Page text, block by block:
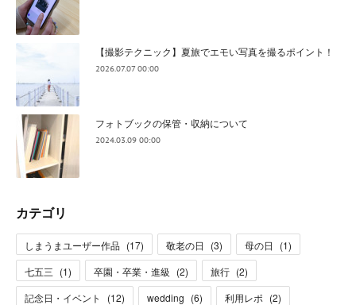
【撮影テクニック】夏旅でエモい写真を撮るポイント！
2026.07.07 00:00
フォトブックの保管・収納について
2024.03.09 00:00
カテゴリ
しまうまユーザー作品 (17) 敬老の日 (3) 母の日 (1)
七五三 (1) 卒園・卒業・進級 (2) 旅行 (2)
記念日・イベント
(12) wedding (6) 利用レポ (2)